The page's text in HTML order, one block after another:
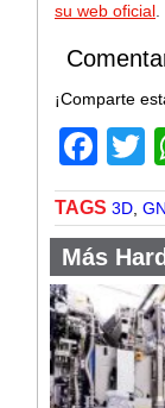
su web oficial
¡Comparte
TAGS 3D
Más